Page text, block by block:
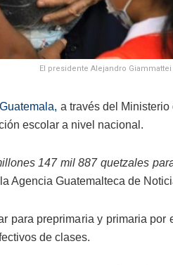
El presidente Alejandro
a través del
escolar a nivel nacional.
147 mil 887 quetzales
Agencia Guatemalteca de
para preprimaria y primaria
de clases.